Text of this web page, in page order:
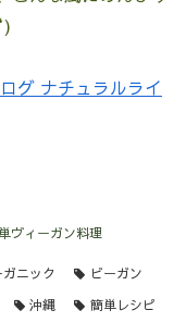
ヴィーガン料理
ガニック
ビーガン
沖縄 簡単レシピ